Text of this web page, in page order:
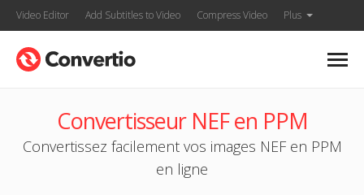
Video Editor Add Subtitles to Video Compress Video Plus
Convertisseur NEF en PPM
Convertissez facilement vos images NEF en PPM
en ligne